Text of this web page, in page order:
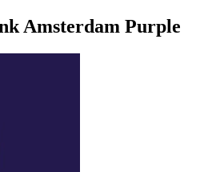
Amsterdam Purple